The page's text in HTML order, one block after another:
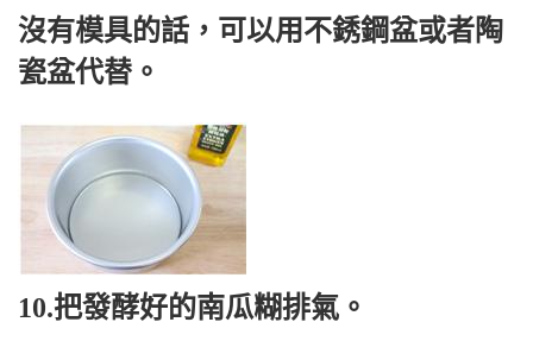
沒有模具的話，可以用不銹鋼盆或者陶
瓷盆代替。
10.把發酵好的南瓜糊排氣。